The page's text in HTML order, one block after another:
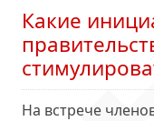
Какие
На встрече